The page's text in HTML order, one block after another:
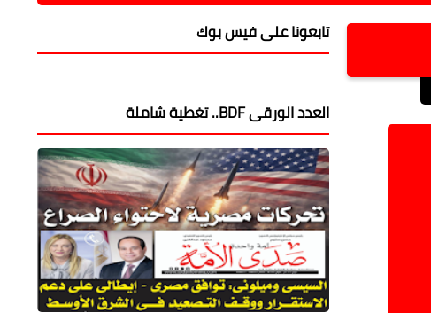
تابعونا على فيس بوك
العدد الورقى BDF.. تغطية شاملة